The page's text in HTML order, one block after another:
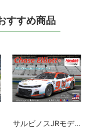
すすめ商品
サルビノスJRモデルズ